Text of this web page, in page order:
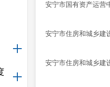
安宁市国有资产运营
安宁市住房和城乡建
安宁市住房和城乡建